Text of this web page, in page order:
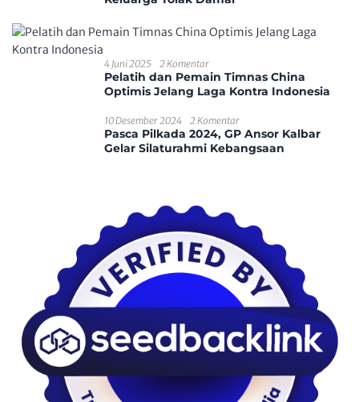
4 Juni 2025 2 Komentar
Pelatih dan Pemain Timnas China
Optimis Jelang Laga Kontra Indonesia
10 Desember 2024 2 Komentar
Pasca Pilkada 2024, GP Ansor Kalbar
Gelar Silaturahmi Kebangsaan